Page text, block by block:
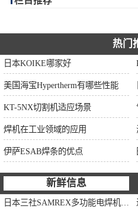
热门
日本KOIKE哪家好
美国海宝Hypertherm有哪些性能
KT-5NX切割机适应场景
焊机在工业领域的应用
伊萨ESAB焊条的优点
新鲜信息